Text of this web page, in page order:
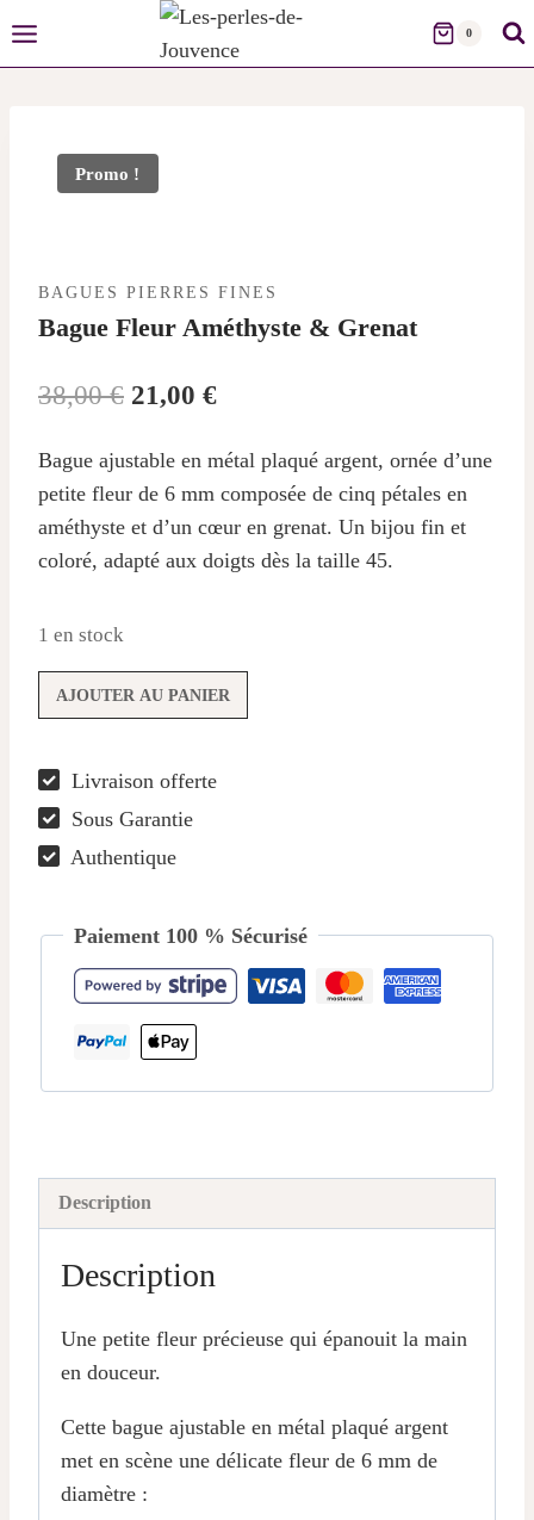
to
0
Promo !
BAGUES PIERRES FINES
Bague Fleur Améthyste & Grenat
38,00€ Le
initial
était :
38,00 €.
21,00 €Le
actuel
est :
21,00 €.
Bague ajustable en métal plaqué argent, ornée d’une
petite fleur de 6 mm composée de cinq pétales en
améthyste et d’un cœur en grenat. Un bijou fin et
coloré, adapté aux doigts dès la taille 45.
1 en stock
quantité
de
Fleur
Améthyste
&
AJOUTER AU PANIER
Livraison offerte
Sous Garantie
Authentique
Paiement 100 % Sécurisé
Description
Description
Une petite fleur précieuse qui épanouit la main
en douceur.
Cette bague ajustable en métal plaqué argent
met en scène une délicate fleur de 6 mm de
diamètre :